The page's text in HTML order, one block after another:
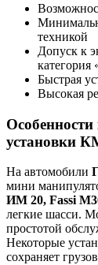
техникой
Допуск к
категория
Быстрая
Высокая
установки
На автомобили
мини
ИМ 20, Fassi
легкие шасси.
простотой
Некоторые
сохраняет